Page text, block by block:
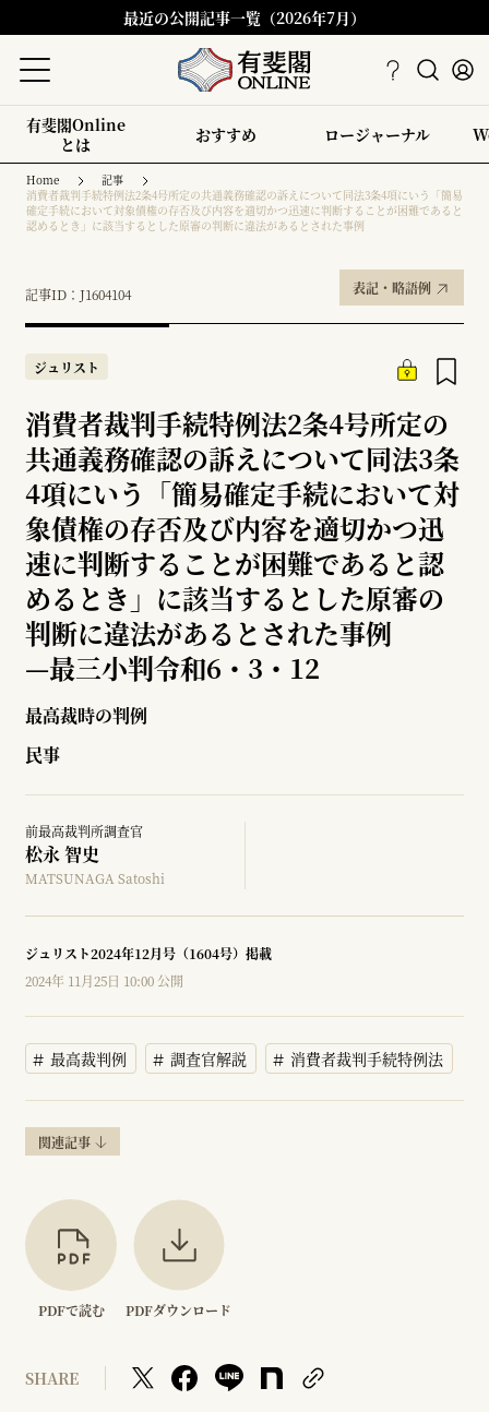
最近の公開記事一覧（2026年7月）
有斐閣Online
とは
おすすめ ロージャーナル
Home
記事
消費者裁判手続特例法2条4号所定の共通義務確認の訴えについて同法3条4項にいう「簡易
確定手続において対象債権の存否及び内容を適切かつ迅速に判断することが困難であると
認めるとき」に該当するとした原審の判断に違法があるとされた事例
記事ID：J1604104 表記・略語例
ジュリスト
消費者裁判手続特例法2条4号所定の
共通義務確認の訴えについて同法3条
4項にいう「簡易確定手続において対
象債権の存否及び内容を適切かつ迅
速に判断することが困難であると認
めるとき」に該当するとした原審の
判断に違法があるとされた事例
—最三小判令和6・3・12
最高裁時の判例
民事
前最高裁判所調査官
松永 智史
MATSUNAGA Satoshi
ジュリスト2024年12月号（1604号）掲載
2024年 11月25日 10:00 公開
最高裁判例 調査官解説 消費者裁判手続特例法
関連記事
PDFで読む PDFダウンロード
SHARE